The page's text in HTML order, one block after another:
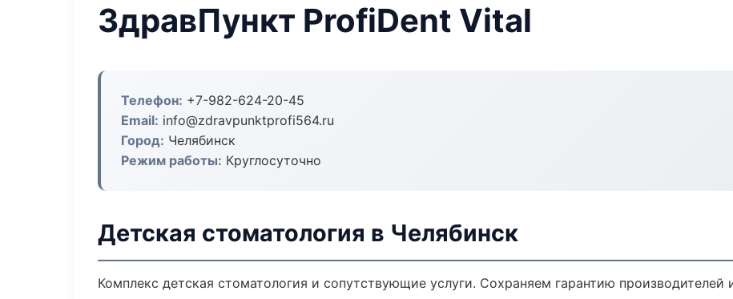
ЗдравПункт ProfiDent Vital
Телефон: +7-982-624-20-45
Email: info@zdravpunktprofi564.ru
Город: Челябинск
Режим работы: Круглосуточно
Детская стоматология в Челябинск
Комплекс детская стоматология и сопутствующие услуги. Сохраняем гарантию производителей